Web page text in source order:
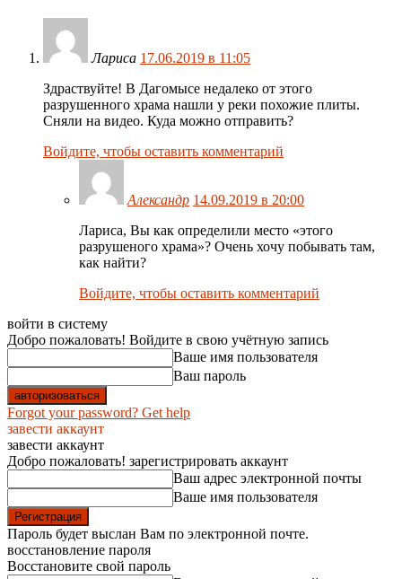
Лариса 17.06.2019 в 11:05
Здраствуйте! В Дагомысе недалеко от этого
разрушенного храма нашли у реки похожие плиты.
Сняли на видео. Куда можно отправить?
Войдите, чтобы оставить комментарий
Александр 14.09.2019 в 20:00
Лариса, Вы как определили место «этого
разрушеного храма»? Очень хочу побывать там,
как найти?
Войдите, чтобы оставить комментарий
войти в систему
Добро пожаловать! Войдите в свою учётную запись
Ваше имя пользователя
Ваш пароль
Forgot your password? Get help
завести аккаунт
завести аккаунт
Добро пожаловать! зарегистрировать аккаунт
Ваш адрес электронной почты
Ваше имя пользователя
Пароль будет выслан Вам по электронной почте.
восстановление пароля
Восстановите свой пароль